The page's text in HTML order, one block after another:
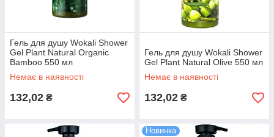
Гель для душу Wokali Shower
Gel Plant Natural Organic
Bamboo 550 мл
Немає в наявності
132,02 ₴
Гель для душу Wokali Shower
Gel Plant Natural Olive 550 мл
Немає в наявності
132,02 ₴
Новинка